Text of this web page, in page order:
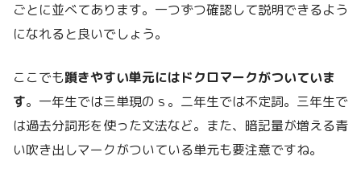
ごとに並べてあります。一つずつ確認して説明できるよう
になれると良いでしょう。
ここでも躓きやすい単元にはドクロマークがついていま
す。一年生では三単現のｓ。二年生では不定詞。三年生で
は過去分詞形を使った文法など。また、暗記量が増える青
い吹き出しマークがついている単元も要注意ですね。